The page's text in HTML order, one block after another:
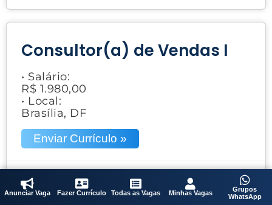
Consultor(a) de Vendas I
• Salário:
R$ 1.980,00
• Local:
Brasília, DF
Enviar Currículo »
8 de agosto de 2026
Anunciar Vaga Fazer Currículo Todas as Vagas Minhas Vagas
Grupos
WhatsApp